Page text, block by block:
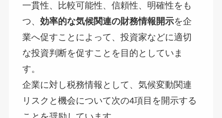
一貫性、比較可能性、信頼性、明確性をも
つ、 効率的な気候関連の財務情報開示を企
業へ促すことによって、投資家などに適切
な投資判断を促すことを目的としていま
す。
企業に対し税務情報として、気候変動関連
リスクと機会について次の4項目を開示する